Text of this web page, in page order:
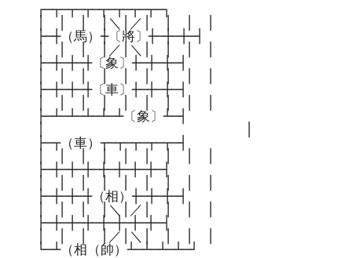
┌─┬─┬─┬─┬─┬─┬─┬─┐
│ │ │ │＼│／│ │ │ │
├─┼（馬）┼〔將〕┼─┼─┼─┤
│ │ │ │／│＼│ │ │ │
├─┼─┼─┼〔象〕┼─┼─┼─┤
│ │ │ │ │ │ │ │ │
├─┼─┼─┼〔車〕┼─┼─┼─┤
│ │ │ │ │ │ │ │ │
├─┴─┴─┴─┴─┴〔象〕┴─┤
│ │
├─┬（車）┬─┬─┬─┬─┬─┤
│ │ │ │ │ │ │ │ │
├─┼─┼─┼─┼─┼─┼─┼─┤
│ │ │ │ │ │ │ │ │
├─┼─┼─┼（相）┼─┼─┼─┤
│ │ │ │＼│／│ │ │ │
├─┼─┼─┼─┼─┼─┼─┼─┤
│ │ │ │／│＼│ │ │ │
└─┴（相（帥）┴─┴─┴─┴─┘